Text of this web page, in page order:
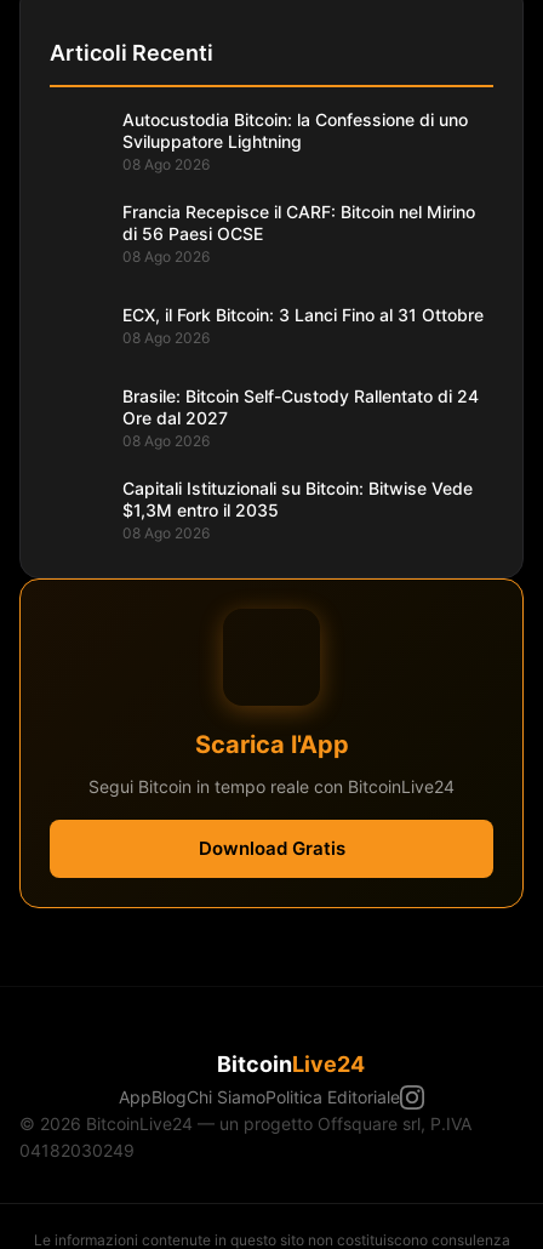
Articoli Recenti
Autocustodia Bitcoin: la Confessione di uno
Sviluppatore Lightning
08 Ago 2026
Francia Recepisce il CARF: Bitcoin nel Mirino
di 56 Paesi OCSE
08 Ago 2026
ECX, il Fork Bitcoin: 3 Lanci Fino al 31 Ottobre
08 Ago 2026
Brasile: Bitcoin Self-Custody Rallentato di 24
Ore dal 2027
08 Ago 2026
Capitali Istituzionali su Bitcoin: Bitwise Vede
$1,3M entro il 2035
08 Ago 2026
Scarica l'App
Segui Bitcoin in tempo reale con BitcoinLive24
Download Gratis
BitcoinLive24
AppBlogChi SiamoPolitica Editoriale
© 2026 BitcoinLive24 — un progetto Offsquare srl, P.IVA
04182030249
Le informazioni contenute in questo sito non costituiscono consulenza